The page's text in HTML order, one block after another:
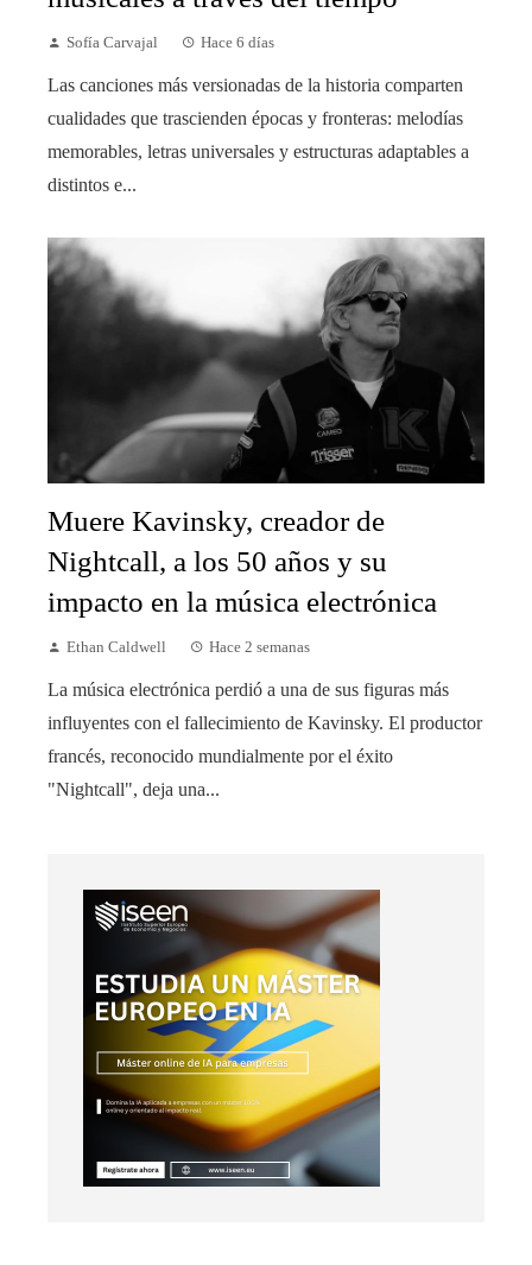
Sofía Carvajal Hace 6 días
Las canciones más versionadas de la historia comparten
cualidades que trascienden épocas y fronteras: melodías
memorables, letras universales y estructuras adaptables a
distintos e...
Muere Kavinsky, creador de
Nightcall, a los 50 años y su
impacto en la música electrónica
Ethan Caldwell Hace 2 semanas
La música electrónica perdió a una de sus figuras más
influyentes con el fallecimiento de Kavinsky. El productor
francés, reconocido mundialmente por el éxito
"Nightcall", deja una...